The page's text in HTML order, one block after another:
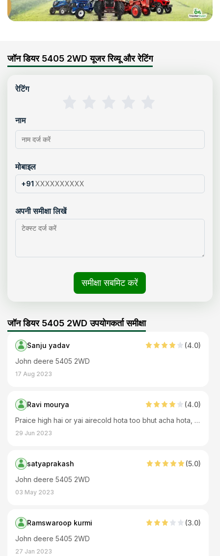
जॉन डियर 5405 2WD यूजर रिव्यू और रेटिंग
रेटिंग
नाम
मोबाइल
+91
अपनी समीक्षा लिखें
समीक्षा सबमिट करें
जॉन डियर 5405 2WD उपयोगकर्ता समीक्षा
Sanju yadav (4.0)
John deere 5405 2WD
17 Aug 2023
Ravi mourya (4.0)
Praice high hai or yai airecold hota too bhut acha hota, or dijal ka maintaince bhi jyada hai baki traicter bhut badhiya banaya hai company nai
29 Jun 2023
satyaprakash (5.0)
John deere 5405 2WD
03 May 2023
Ramswaroop kurmi (3.0)
John deere 5405 2WD
27 Jan 2023